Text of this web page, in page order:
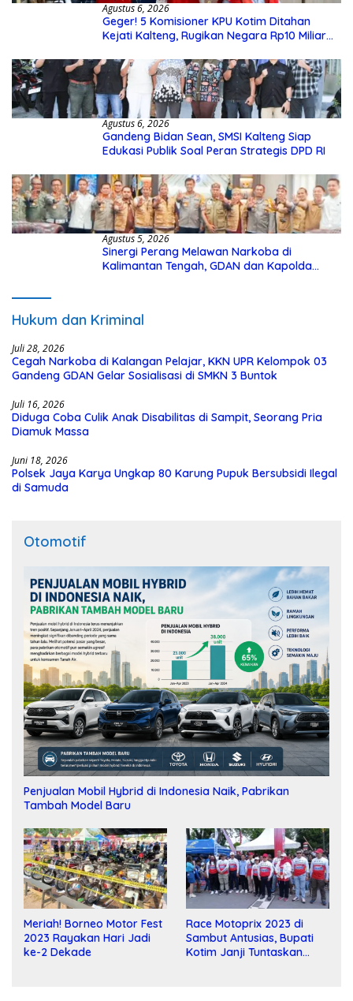
Agustus 6, 2026
Geger! 5 Komisioner KPU Kotim Ditahan
Kejati Kalteng, Rugikan Negara Rp10 Miliar
Agustus 6, 2026
Gandeng Bidan Sean, SMSI Kalteng Siap
Edukasi Publik Soal Peran Strategis DPD RI
Agustus 5, 2026
Sinergi Perang Melawan Narkoba di
Kalimantan Tengah, GDAN dan Kapolda
Hukum dan Kriminal
Juli 28, 2026
Cegah Narkoba di Kalangan Pelajar, KKN UPR Kelompok 03
Gandeng GDAN Gelar Sosialisasi di SMKN 3 Buntok
Juli 16, 2026
Diduga Coba Culik Anak Disabilitas di Sampit, Seorang Pria
Diamuk Massa
Juni 18, 2026
Polsek Jaya Karya Ungkap 80 Karung Pupuk Bersubsidi Ilegal
di Samuda
Otomotif
Penjualan Mobil Hybrid di Indonesia Naik, Pabrikan
Tambah Model Baru
Meriah! Borneo Motor Fest
2023 Rayakan Hari Jadi
ke-2 Dekade
Race Motoprix 2023 di
Sambut Antusias, Bupati
Kotim Janji Tuntaskan